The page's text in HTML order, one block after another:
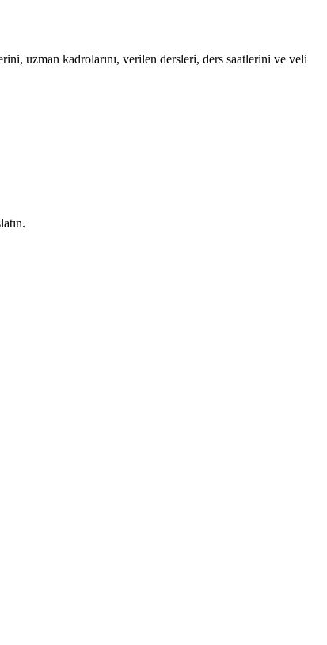
uzman kadrolarını, verilen dersleri, ders saatlerini ve veli